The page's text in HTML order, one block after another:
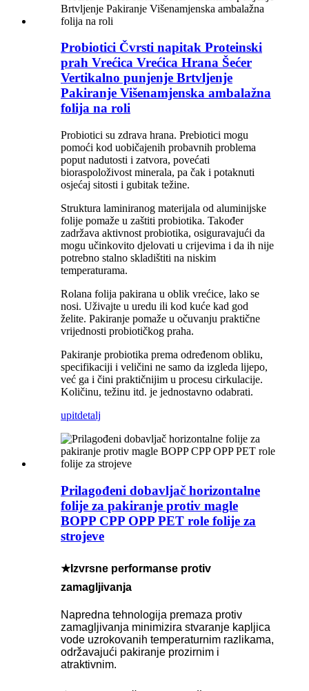
Probiotici Čvrsti napitak Proteinski
prah Vrećica Vrećica Hrana Šećer
Vertikalno punjenje Brtvljenje
Pakiranje Višenamjenska ambalažna
folija na roli
Probiotici su zdrava hrana. Prebiotici mogu
pomoći kod uobičajenih probavnih problema
poput nadutosti i zatvora, povećati
bioraspoloživost minerala, pa čak i potaknuti
osjećaj sitosti i gubitak težine.
Struktura laminiranog materijala od aluminijske
folije pomaže u zaštiti probiotika. Također
zadržava aktivnost probiotika, osiguravajući da
mogu učinkovito djelovati u crijevima i da ih nije
potrebno stalno skladištiti na niskim
temperaturama.
Rolana folija pakirana u oblik vrećice, lako se
nosi. Uživajte u uredu ili kod kuće kad god
želite. Pakiranje pomaže u očuvanju praktične
vrijednosti probiotičkog praha.
Pakiranje probiotika prema određenom obliku,
specifikaciji i veličini ne samo da izgleda lijepo,
već ga i čini praktičnijim u procesu cirkulacije.
Količinu, težinu itd. je jednostavno odabrati.
upitdetalj
Prilagođeni dobavljač horizontalne
folije za pakiranje protiv magle
BOPP CPP OPP PET role folije za
strojeve
★Izvrsne performanse protiv
zamagljivanja
Napredna tehnologija premaza protiv
zamagljivanja minimizira stvaranje kapljica
vode uzrokovanih temperaturnim razlikama,
održavajući pakiranje prozirnim i
atraktivnim.